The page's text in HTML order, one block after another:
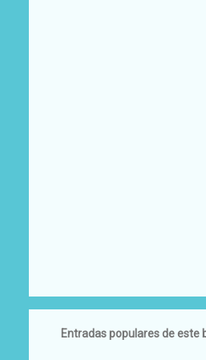
Entradas populares de este